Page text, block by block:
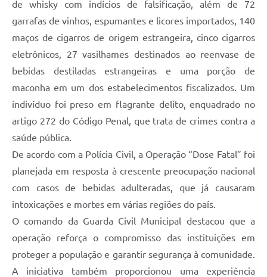
de whisky com indícios de falsificação, além de 72
garrafas de vinhos, espumantes e licores importados, 140
maços de cigarros de origem estrangeira, cinco cigarros
eletrônicos, 27 vasilhames destinados ao reenvase de
bebidas destiladas estrangeiras e uma porção de
maconha em um dos estabelecimentos fiscalizados. Um
indivíduo foi preso em flagrante delito, enquadrado no
artigo 272 do Código Penal, que trata de crimes contra a
saúde pública.
De acordo com a Polícia Civil, a Operação “Dose Fatal” foi
planejada em resposta à crescente preocupação nacional
com casos de bebidas adulteradas, que já causaram
intoxicações e mortes em várias regiões do país.
O comando da Guarda Civil Municipal destacou que a
operação reforça o compromisso das instituições em
proteger a população e garantir segurança à comunidade.
A iniciativa também proporcionou uma experiência